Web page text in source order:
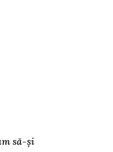
să-și